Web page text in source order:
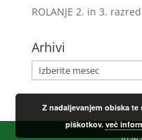
ROLANJE 2. in 3. razred
Arhivi
Arhivi
Z nadaljevanjem obiska
piškotkov.več